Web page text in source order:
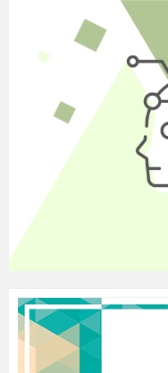
Наши эксперты
Группа экологов
Научные
Кандидаты в
Активисты:
3.У нас три
1гр.-Стихии
2гр-воздуха
3гр-земли
И так проблема
№2-воздух
4.Презентация
Определим
нашей жизни.
Вода – самое
формула проста
кислорода и
запасов зависит
не возможна.
Водяные пары